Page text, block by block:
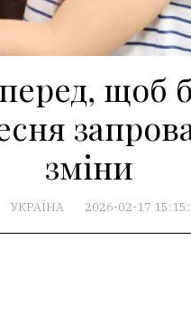
щоб
зміни
УКРАЇНА 2026-02-17